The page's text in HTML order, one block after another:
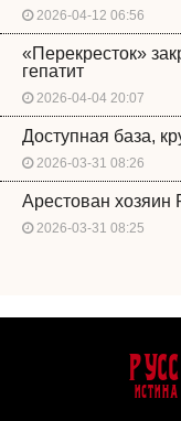
2026-04-12 06:56
«Перекресток»
гепатит
2026-04-04 20:07
Доступная база,
2026-03-31 08:26
Арестован хозяин
2026-03-31 08:25